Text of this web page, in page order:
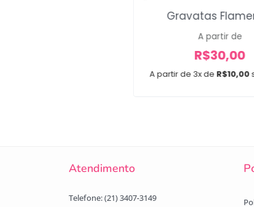
A partir de 3x de R$10,00
Gravatas
A partir de
R$30,00
Atendimento
Telefone: (21) 3407-3149